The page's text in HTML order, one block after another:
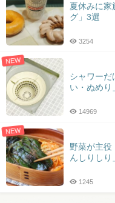
夏休みに家
グ」3選
3254
NEW
シャワーだ
い・ぬめり
14969
NEW
野菜が主役
んしりしり
1245